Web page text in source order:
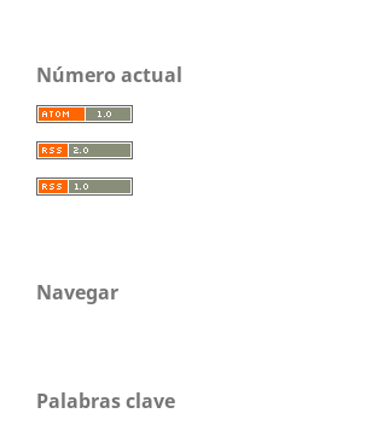
Número actual
Navegar
Palabras clave